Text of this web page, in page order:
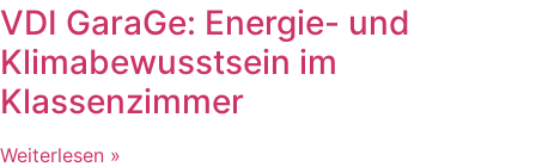
VDI GaraGe: Energie- und
Klimabewusstsein im
Klassenzimmer
Weiterlesen »